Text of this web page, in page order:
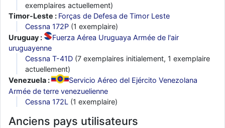
exemplaires actuellement)
Timor-Leste : Forças de Defesa de Timor Leste
Cessna 172P (1 exemplaire)
Uruguay :
Fuerza Aérea Uruguaya Armée de l'air
uruguayenne
Cessna T-41D (7 exemplaires initialement, 1 exemplaire
actuellement)
Venezuela :
Servicio Aéreo del Ejército Venezolana
Armée de terre venezuelienne
Cessna 172L (1 exemplaire)
Anciens pays utilisateurs